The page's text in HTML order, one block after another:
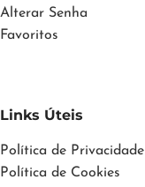
Alterar Senha
Favoritos
Links Úteis
Política de Privacidade
Política de Cookies